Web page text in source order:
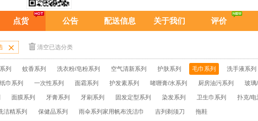
点货 公告 配送信息 关于我们 评价
 清空已选分类
列 蚊香系列 洗衣粉/皂粉系列 空气清新系列 护肤系列 毛巾系列 洗手液系列
纸巾系列 一次性系列 面霜系列 护发素系列 啫喱膏/水系列 厨房油污系列 玻璃
面膜系列 牙膏系列 牙刷系列 固发定型系列 染发系列 卫生巾系列 扑克/电
洁精系列 保健品系列 雨伞系列家用帆布洗洁巾 吉列剃须刀 拖鞋